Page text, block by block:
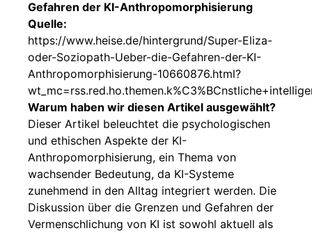
Gefahren der KI-Anthropomorphisierung
Quelle:
https://www.heise.de/hintergrund/Super-Eliza-
oder-Soziopath-Ueber-die-Gefahren-der-KI-
Anthropomorphisierung-10660876.html?
Warum haben wir diesen Artikel ausgewählt?
Dieser Artikel beleuchtet die psychologischen
und ethischen Aspekte der KI-
Anthropomorphisierung, ein Thema von
wachsender Bedeutung, da KI-Systeme
zunehmend in den Alltag integriert werden. Die
Diskussion über die Grenzen und Gefahren der
Vermenschlichung von KI ist sowohl aktuell als